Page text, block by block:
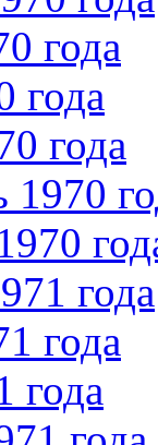
года
года
года
года
года